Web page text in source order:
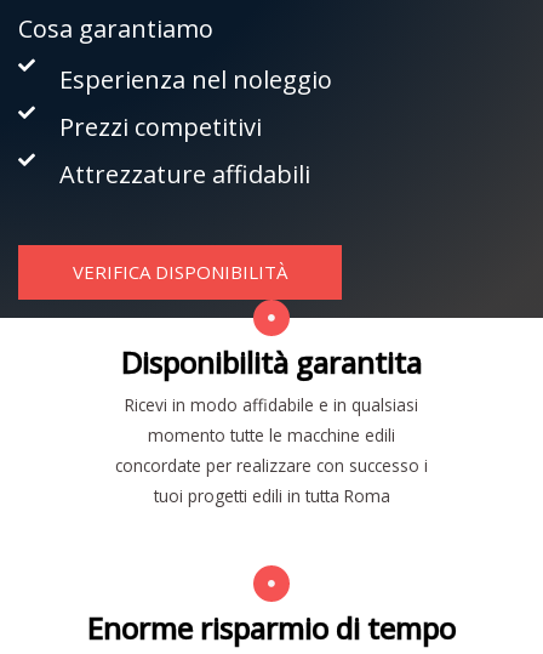
Cosa garantiamo
Esperienza nel noleggio
Prezzi competitivi
Attrezzature affidabili
VERIFICA DISPONIBILITÀ
Disponibilità garantita
Ricevi in modo affidabile e in qualsiasi
momento tutte le macchine edili
concordate per realizzare con successo i
tuoi progetti edili in tutta Roma
Enorme risparmio di tempo